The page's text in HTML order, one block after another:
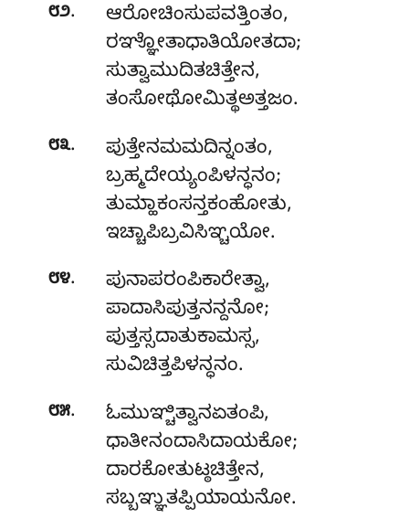
೮೨. ಆರೋಚಿಂಸುಪವತ್ತಿಂತಂ,
ರಞ್ಞೋತಾಧಾತಿಯೋತದಾ;
ಸುತ್ವಾಮುದಿತಚಿತ್ತೇನ,
ತಂಸೋಥೋಮಿತ್ಥಅತ್ತಜಂ.
೮೩.
ಪುತ್ತೇನಮಮದಿನ್ನಂತಂ,
ಬ್ರಹ್ಮದೇಯ್ಯಂಪಿಳನ್ಧನಂ;
ತುಮ್ಹಾಕಂಸನ್ತಕಂಹೋತು,
ಇಚ್ಚಾಪಿಬ್ರವಿಸಿಞ್ಚಯೋ.
೮೪.
ಪುನಾಪರಂಪಿಕಾರೇತ್ವಾ,
ಪಾದಾಸಿಪುತ್ತನನ್ದನೋ;
ಪುತ್ತಸ್ಸದಾತುಕಾಮಸ್ಸ,
ಸುವಿಚಿತ್ತಪಿಳನ್ಧನಂ.
೮೫. ಓಮುಞ್ಚಿತ್ವಾನಏತಂಪಿ,
ಧಾತೀನಂದಾಸಿದಾಯಕೋ;
ದಾರಕೋತುಟ್ಠಚಿತ್ತೇನ,
ಸಬ್ಬಞ್ಞುತಪ್ಪಿಯಾಯನೋ.